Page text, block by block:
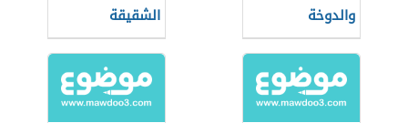
والدوخة
الشقيقة